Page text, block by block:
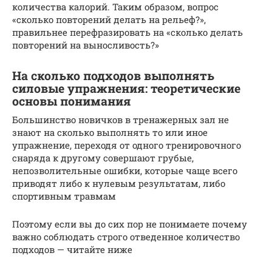
количества калорий. Таким образом, вопрос
«сколько повторений делать на рельеф?»,
правильнее перефразировать на «сколько делать
повторений на выносливость?»
На сколько подходов выполнять
силовые упражнения: теоретические
основы понимания
Большинство новичков в тренажерных зал не
знают на сколько выполнять то или иное
упражнение, переходя от одного тренировочного
снаряда к другому совершают грубые,
непозволительные ошибки, которые чаще всего
приводят либо к нулевым результатам, либо
спортивным травмам
Поэтому если вы до сих пор не понимаете почему
важно соблюдать строго отведенное количество
подходов — читайте ниже